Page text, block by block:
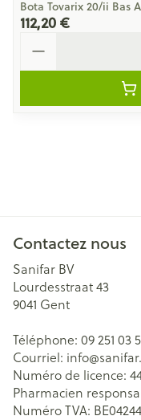
Bota Tovarix 20/ii Bas
112,20 €
Contactez nous
Sanifar BV
Lourdesstraat 43
9041 Gent
Téléphone: 09 251 03
Courriel: info@
Numéro de licence:
Pharmacien
Numéro TVA: